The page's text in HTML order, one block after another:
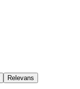
Relevans